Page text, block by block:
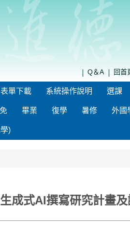
Q＆A 回首
表單下載 系統操作說明 選課
畢業 復學 暑修 外國
)
成式AI撰寫研究計畫及